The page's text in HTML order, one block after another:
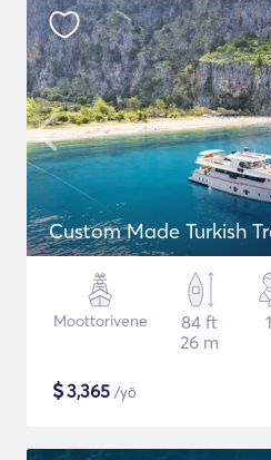
Custom Made Turkish
Moottorivene
84 ft
26 m
$3,365 /yö